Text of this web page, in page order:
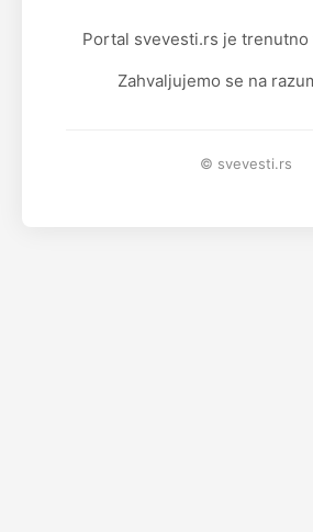
Portal svevesti.rs je trenutno
Zahvaljujemo se na
© svevesti.rs